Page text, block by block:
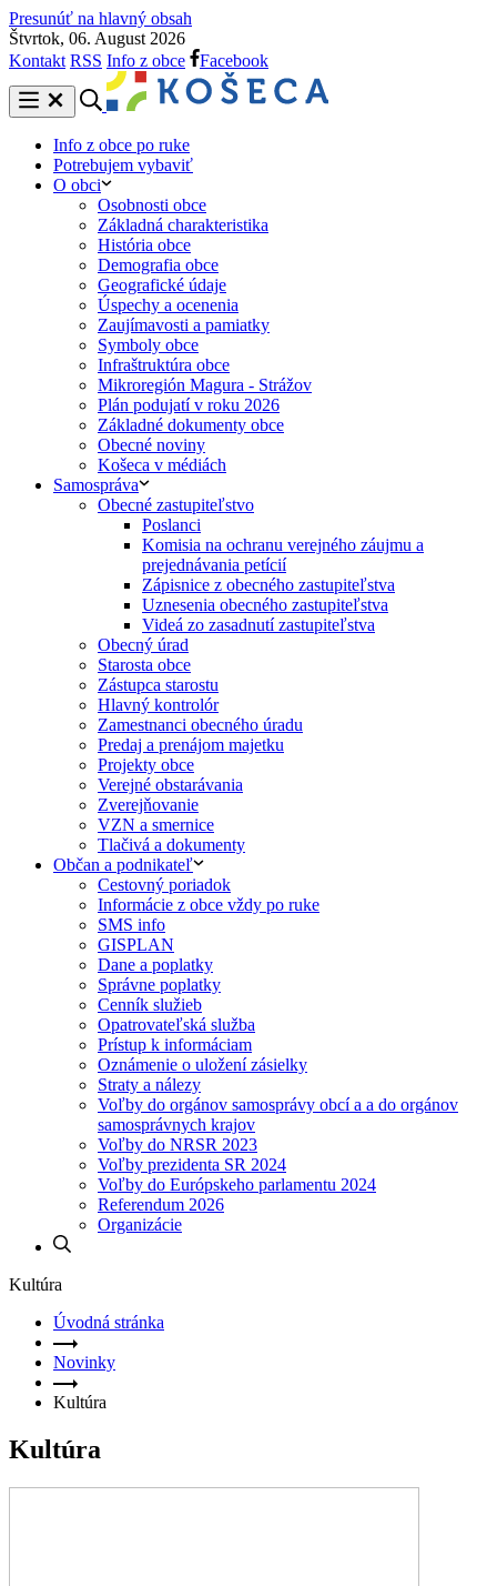
Presunúť na hlavný obsah
Štvrtok, 06. August 2026
Kontakt RSS Info z obce Facebook
Info z obce po ruke
Potrebujem vybaviť
O obci
Osobnosti obce
Základná charakteristika
História obce
Demografia obce
Geografické údaje
Úspechy a ocenenia
Zaujímavosti a pamiatky
Symboly obce
Infraštruktúra obce
Mikroregión Magura - Strážov
Plán podujatí v roku 2026
Základné dokumenty obce
Obecné noviny
Košeca v médiách
Samospráva
Obecné zastupiteľstvo
Poslanci
Komisia na ochranu verejného záujmu a
prejednávania petícií
Zápisnice z obecného zastupiteľstva
Uznesenia obecného zastupiteľstva
Videá zo zasadnutí zastupiteľstva
Obecný úrad
Starosta obce
Zástupca starostu
Hlavný kontrolór
Zamestnanci obecného úradu
Predaj a prenájom majetku
Projekty obce
Verejné obstarávania
Zverejňovanie
VZN a smernice
Tlačivá a dokumenty
Občan a podnikateľ
Cestovný poriadok
Informácie z obce vždy po ruke
SMS info
GISPLAN
Dane a poplatky
Správne poplatky
Cenník služieb
Opatrovateľská služba
Prístup k informáciam
Oznámenie o uložení zásielky
Straty a nálezy
Voľby do orgánov samosprávy obcí a a do orgánov
samosprávnych krajov
Voľby do NRSR 2023
Voľby prezidenta SR 2024
Voľby do Európskeho parlamentu 2024
Referendum 2026
Organizácie
Kultúra
Úvodná stránka
Novinky
Kultúra
Kultúra